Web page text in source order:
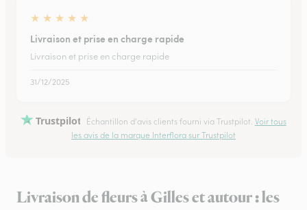
★ ★ ★ ★ ★
Livraison et prise en charge rapide
Livraison et prise en charge rapide
31/12/2025
Trustpilot Échantillon d'avis clients fourni via Trustpilot. Voir tous
les avis de la marque Interflora sur Trustpilot
Livraison de fleurs à Gilles et autour : les